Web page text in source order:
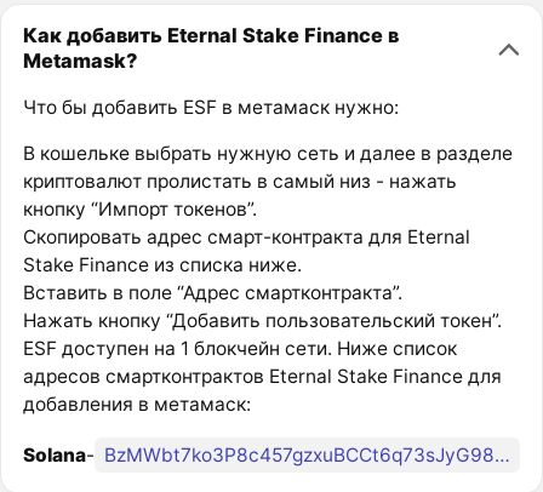
Как добавить Eternal Stake Finance в
Metamask?
Что бы добавить ESF в метамаск нужно:
В кошельке выбрать нужную сеть и далее в разделе
криптовалют пролистать в самый низ - нажать
кнопку “Импорт токенов”.
Скопировать адрес смарт-контракта для Eternal
Stake Finance из списка ниже.
Вставить в поле “Адрес смартконтракта”.
Нажать кнопку “Добавить пользовательский токен”.
ESF доступен на 1 блокчейн сети. Ниже список
адресов смартконтрактов Eternal Stake Finance для
добавления в метамаск:
Solana- BzMWbt7ko3P8c457gzxuBCCt6q73sJyG98nQNeTfcCom